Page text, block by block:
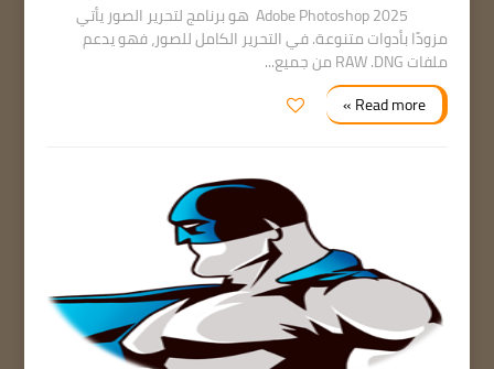
Adobe Photoshop 2025 هو برنامج لتحرير الصور يأتي
مزودًا بأدوات متنوعة. في التحرير الكامل للصور، فهو يدعم
ملفات RAW .DNG من جميع...
Read more »